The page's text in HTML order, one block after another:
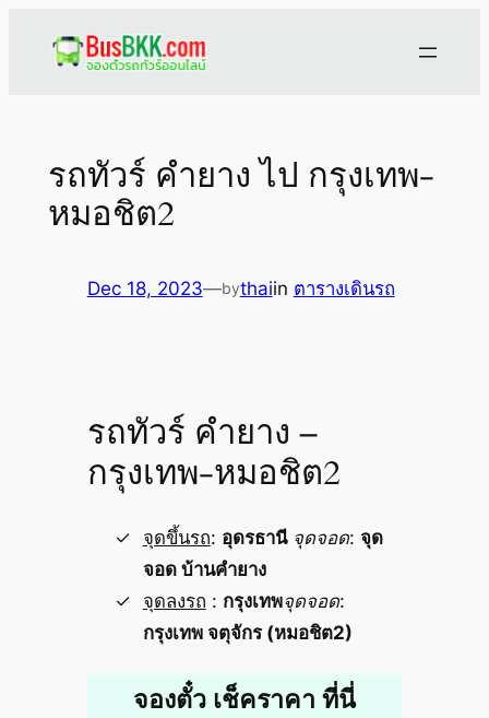
รถทัวร์ คำยาง ไป กรุงเทพ-
หมอชิต2
Dec 18, 2023—bythaiin ตารางเดินรถ
รถทัวร์ คำยาง –
กรุงเทพ-หมอชิต2
จุดขึ้นรถ: อุดรธานี จุดจอด: จุด
จอด บ้านคำยาง
จุดลงรถ : กรุงเทพจุดจอด:
กรุงเทพ จตุจักร (หมอชิต2)
จองตั๋ว เช็คราคา ที่นี่